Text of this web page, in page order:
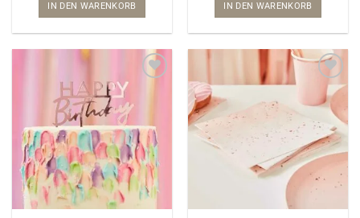
IN DEN WARENKORB IN DEN WARENKORB